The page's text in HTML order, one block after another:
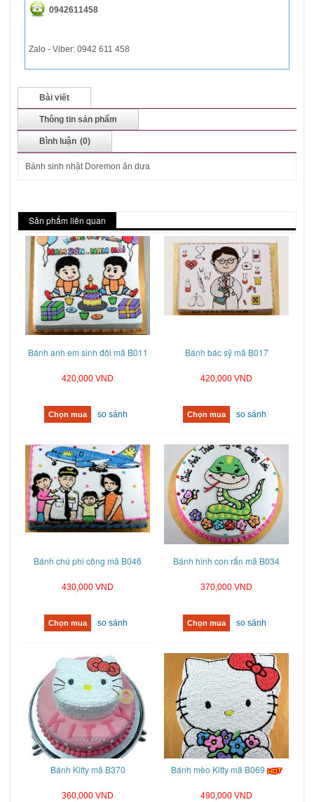
0942611458
Zalo - Viber: 0942 611 458
Bài viết
Thông tin sản phẩm
Bình luận (0)
Bánh sinh nhật Doremon ăn dưa
Sản phẩm liên quan
Bánh anh em sinh đôi mã B011
420,000 VND
Chọn mua so sánh
Bánh bác sỹ mã B017
420,000 VND
Chọn mua so sánh
Bánh chú phi công mã B046
430,000 VND
Chọn mua so sánh
Bánh hình con rắn mã B034
370,000 VND
Chọn mua so sánh
Bánh Kitty mã B370
360,000 VND
Bánh mèo Kitty mã B069
490,000 VND